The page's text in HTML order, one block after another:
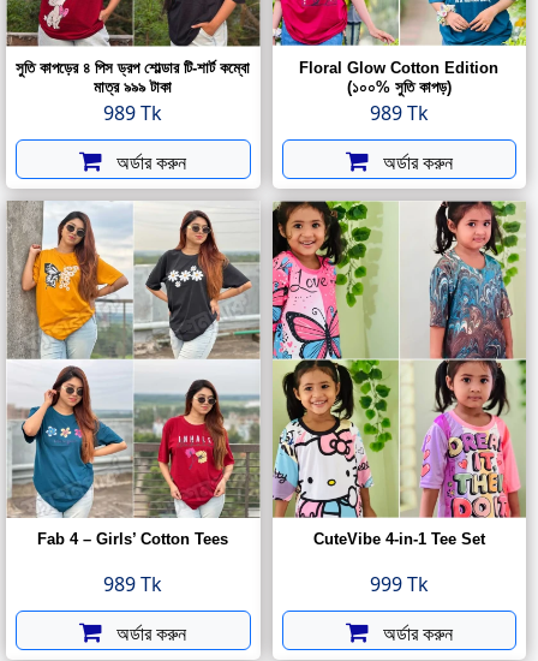
সুতি কাপড়ের ৪ পিস ড্রপ শোল্ডার টি-শার্ট কম্বো
মাত্র ৯৯৯ টাকা
989 Tk
অর্ডার করুন
Floral Glow Cotton Edition
(১০০% সুতি কাপড়)
989 Tk
অর্ডার করুন
Fab 4 – Girls’ Cotton Tees
989 Tk
অর্ডার করুন
CuteVibe 4-in-1 Tee Set
999 Tk
অর্ডার করুন